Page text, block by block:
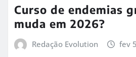
Curso de endemias
muda em 2026?
Redação Evolution fev